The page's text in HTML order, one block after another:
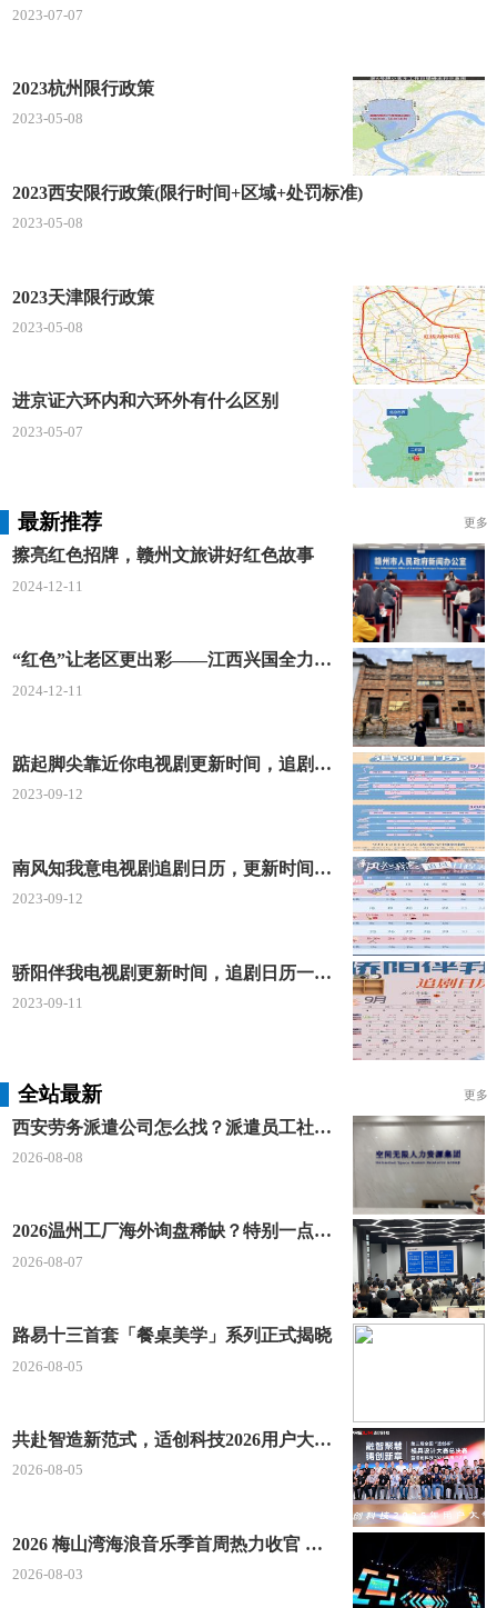
2023-07-07
2023杭州限行政策
2023-05-08
2023西安限行政策(限行时间+区域+处罚标准)
2023-05-08
2023天津限行政策
2023-05-08
进京证六环内和六环外有什么区别
2023-05-07
最新推荐 更多
擦亮红色招牌，赣州文旅讲好红色故事
2024-12-11
“红色”让老区更出彩——江西兴国全力打造红色文化传承发展创新示范区
2024-12-11
踮起脚尖靠近你电视剧更新时间，追剧日历及剧情简介
2023-09-12
南风知我意电视剧追剧日历，更新时间一览表
2023-09-12
骄阳伴我电视剧更新时间，追剧日历一览表
2023-09-11
全站最新 更多
西安劳务派遣公司怎么找？派遣员工社保如何合规缴？空间无限 23 年专业沉淀给出答案
2026-08-08
2026温州工厂海外询盘稀缺？特别一点AI 短视频引流 + 麦穗智能获客谷歌定制独立站双渠道拓客！
2026-08-07
路易十三首套「餐桌美学」系列正式揭晓
2026-08-05
共赴智造新范式，适创科技2026用户大会将于深圳启幕
2026-08-05
2026 梅山湾海浪音乐季首周热力收官 文体旅深度融合点燃滨海夏日经济
2026-08-03